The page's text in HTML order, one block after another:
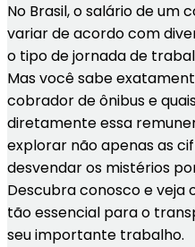
No Brasil, o salário de um
variar de acordo com
o tipo de jornada de
Mas você sabe
cobrador de ônibus e
diretamente essa
explorar não apenas as
desvendar os mistérios
Descubra conosco e veja
tão essencial para o
seu importante trabalho.